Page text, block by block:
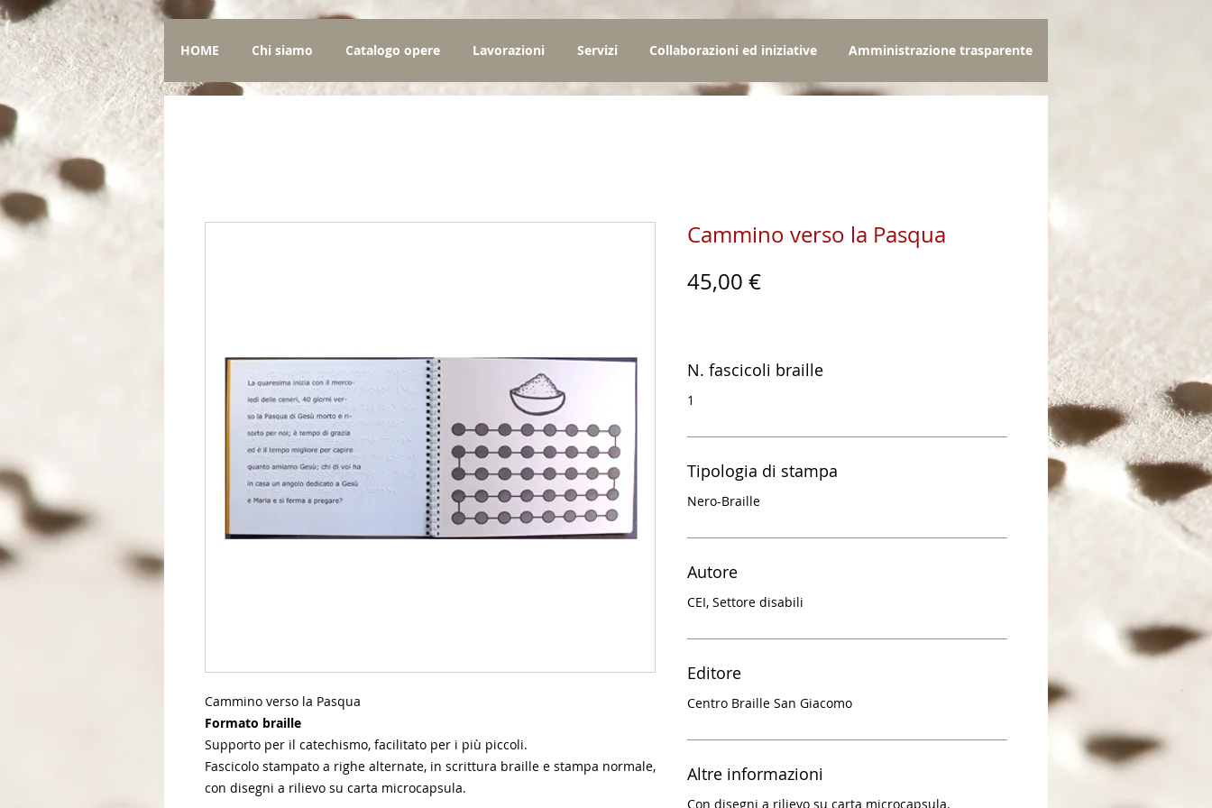
HOME Chi siamo Catalogo opere Lavorazioni Servizi Collaborazioni ed iniziative Amministrazione trasparente
Cammino verso la Pasqua
Formato braille
Supporto per il catechismo, facilitato per i più piccoli.
Fascicolo stampato a righe alternate, in scrittura braille e stampa normale,
con disegni a rilievo su carta microcapsula.
Cammino verso la Pasqua
45,00 €Prezzo
N. fascicoli braille
1
Tipologia di stampa
Nero-Braille
Autore
CEI, Settore disabili
Editore
Centro Braille San Giacomo
Altre informazioni
Con disegni a rilievo su carta microcapsula.